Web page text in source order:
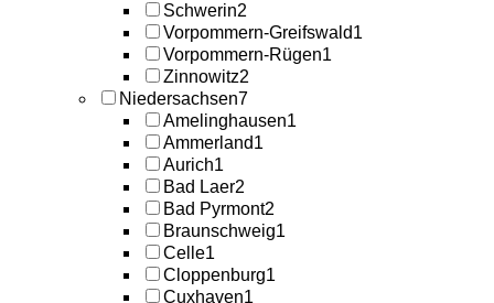
Schwerin2
Vorpommern-Greifswald1
Vorpommern-Rügen1
Zinnowitz2
Niedersachsen7
Amelinghausen1
Ammerland1
Aurich1
Bad Laer2
Bad Pyrmont2
Braunschweig1
Celle1
Cloppenburg1
Cuxhaven1